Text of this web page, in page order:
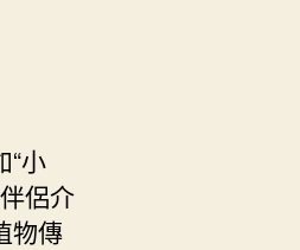
“小
侶介
物傳